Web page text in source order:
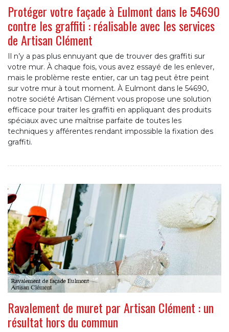
Protéger votre façade à Eulmont dans le 54690
contre les graffiti : réalisable avec les services
de Artisan Clément
Il n’y a pas plus ennuyant que de trouver des graffiti sur
votre mur. À chaque fois, vous avez essayé de les enlever,
mais le problème reste entier, car un tag peut être peint
sur votre mur à tout moment. À Eulmont dans le 54690,
notre société Artisan Clément vous propose une solution
efficace pour traiter les graffiti en appliquant des produits
spéciaux avec une maîtrise parfaite de toutes les
techniques y afférentes rendant impossible la fixation des
graffiti.
Ravalement de muret par Artisan Clément : un
résultat hors du commun